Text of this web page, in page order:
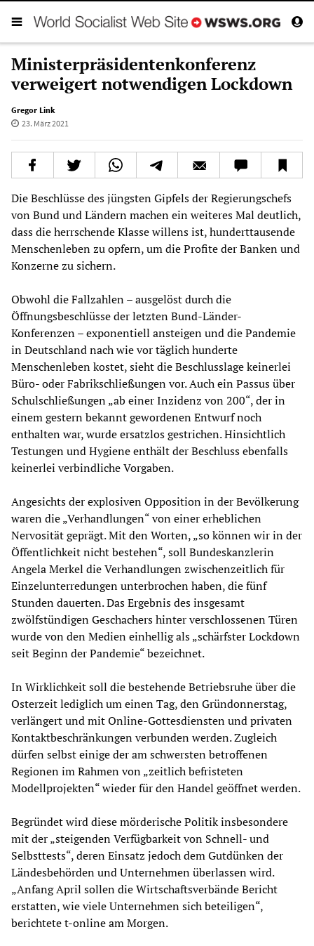
Ministerpräsidentenkonferenz
verweigert notwendigen Lockdown
Gregor Link
23. März 2021
Die Beschlüsse des jüngsten Gipfels der Regierungschefs
von Bund und Ländern machen ein weiteres Mal deutlich,
dass die herrschende Klasse willens ist, hunderttausende
Menschenleben zu opfern, um die Profite der Banken und
Konzerne zu sichern.
Obwohl die Fallzahlen – ausgelöst durch die
Öffnungsbeschlüsse der letzten Bund-Länder-
Konferenzen – exponentiell ansteigen und die Pandemie
in Deutschland nach wie vor täglich hunderte
Menschenleben kostet, sieht die Beschlusslage keinerlei
Büro- oder Fabrikschließungen vor. Auch ein Passus über
Schulschließungen „ab einer Inzidenz von 200“, der in
einem gestern bekannt gewordenen Entwurf noch
enthalten war, wurde ersatzlos gestrichen. Hinsichtlich
Testungen und Hygiene enthält der Beschluss ebenfalls
keinerlei verbindliche Vorgaben.
Angesichts der explosiven Opposition in der Bevölkerung
waren die „Verhandlungen“ von einer erheblichen
Nervosität geprägt. Mit den Worten, „so können wir in der
Öffentlichkeit nicht bestehen“, soll Bundeskanzlerin
Angela Merkel die Verhandlungen zwischenzeitlich für
Einzelunterredungen unterbrochen haben, die fünf
Stunden dauerten. Das Ergebnis des insgesamt
zwölfstündigen Geschachers hinter verschlossenen Türen
wurde von den Medien einhellig als „schärfster Lockdown
seit Beginn der Pandemie“ bezeichnet.
In Wirklichkeit soll die bestehende Betriebsruhe über die
Osterzeit lediglich um einen Tag, den Gründonnerstag,
verlängert und mit Online-Gottesdiensten und privaten
Kontaktbeschränkungen verbunden werden. Zugleich
dürfen selbst einige der am schwersten betroffenen
Regionen im Rahmen von „zeitlich befristeten
Modellprojekten“ wieder für den Handel geöffnet werden.
Begründet wird diese mörderische Politik insbesondere
mit der „steigenden Verfügbarkeit von Schnell- und
Selbsttests“, deren Einsatz jedoch dem Gutdünken der
Ländesbehörden und Unternehmen überlassen wird.
„Anfang April sollen die Wirtschaftsverbände Bericht
erstatten, wie viele Unternehmen sich beteiligen“,
berichtete t-online am Morgen.